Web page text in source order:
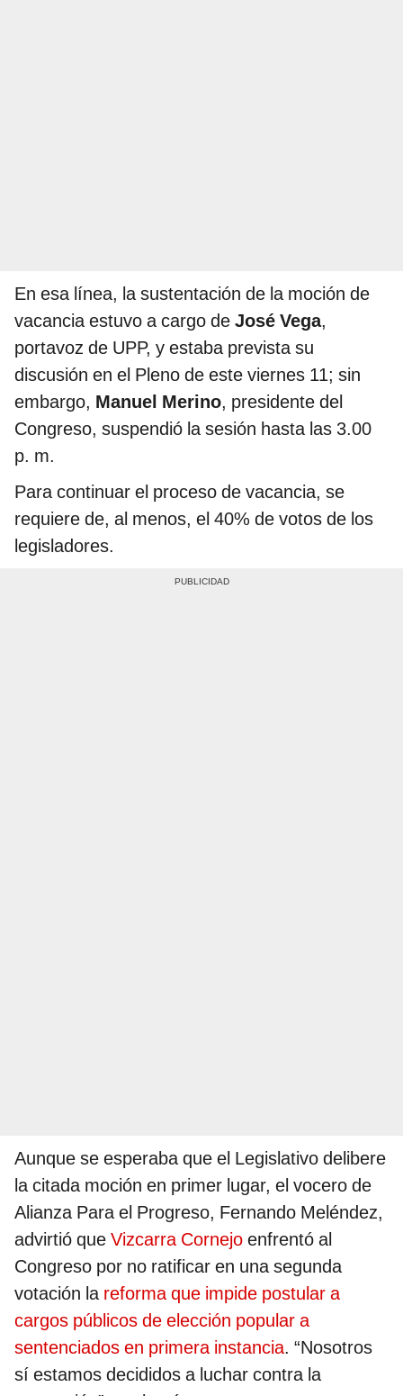
En esa línea, la sustentación de la moción de
vacancia estuvo a cargo de José Vega,
portavoz de UPP, y estaba prevista su
discusión en el Pleno de este viernes 11; sin
embargo, Manuel Merino, presidente del
Congreso, suspendió la sesión hasta las 3.00
p. m.
Para continuar el proceso de vacancia, se
requiere de, al menos, el 40% de votos de los
legisladores.
Aunque se esperaba que el Legislativo delibere
la citada moción en primer lugar, el vocero de
Alianza Para el Progreso, Fernando Meléndez,
advirtió que Vizcarra Cornejo enfrentó al
Congreso por no ratificar en una segunda
votación la reforma que impide postular a
cargos públicos de elección popular a
sentenciados en primera instancia. “Nosotros
sí estamos decididos a luchar contra la